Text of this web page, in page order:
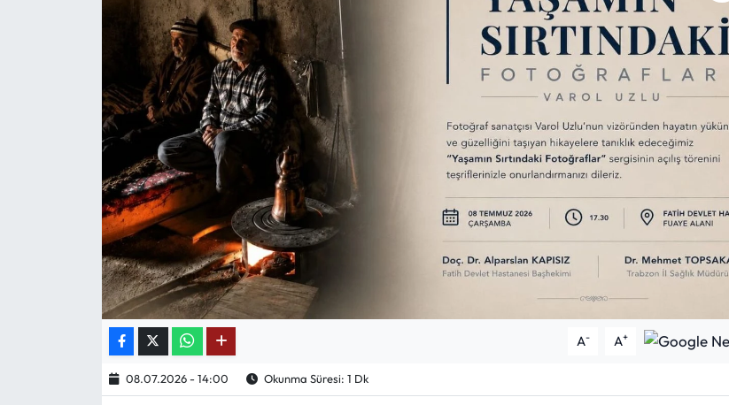
A- A+
08.07.2026 - 14:00 Okunma Süresi: 1 Dk
Köşe Yazıları
Karikatür Galeri
ASTROLOJİ
Spor Yazıları
Mektup Galeri